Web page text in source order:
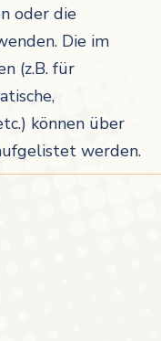
oder die
Die im
(z.B. für
können über
werden.